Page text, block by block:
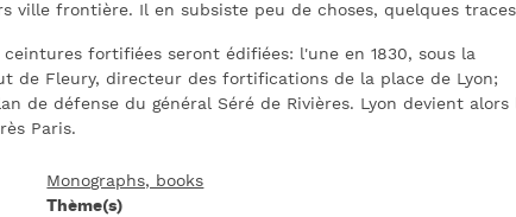
ville frontière. Il en subsiste peu de choses, quelques
ceintures fortifiées seront édifiées: l'une en 1830, sous la
de Fleury, directeur des fortifications de la place de Lyon;
de défense du général Séré de Rivières. Lyon devient alors
Paris.
Monographs, books
Thème(s)